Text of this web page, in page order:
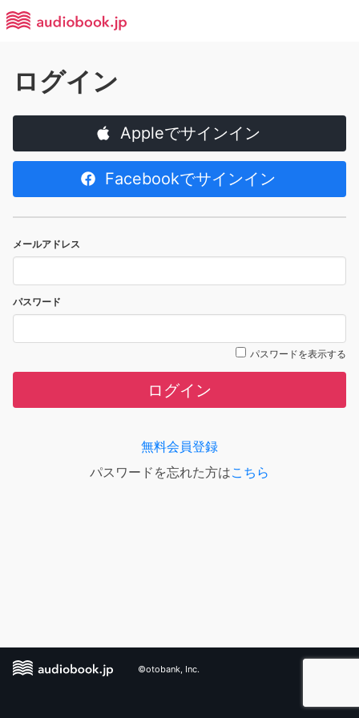
ログイン
Appleでサインイン
Facebookでサインイン
メールアドレス
パスワード
パスワードを表示する
ログイン
無料会員登録
パスワードを忘れた方はこちら
©otobank, Inc.